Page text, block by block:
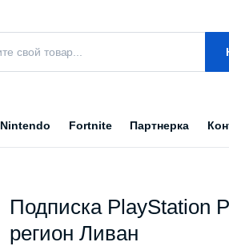
Nintendo Fortnite Партнерка
Подписка PlayStation
регион Ливан